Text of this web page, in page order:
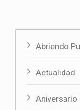
Abriendo
Actualidad
Aniversario